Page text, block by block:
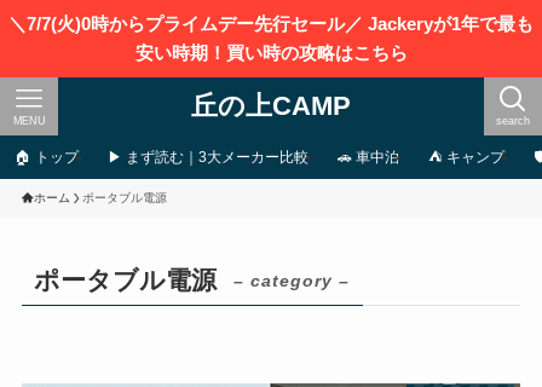
＼7/7(火)0時からプライムデー先行セール／ Jackeryが1年で最も
安い時期！買い時の攻略はこちら
丘の上CAMP search
MENU
🏠 トップ ▶ まず読む｜3大メーカー比較 🚗 車中泊 ⛺ キャンプ
ホーム ポータブル電源
ポータブル電源 – category –